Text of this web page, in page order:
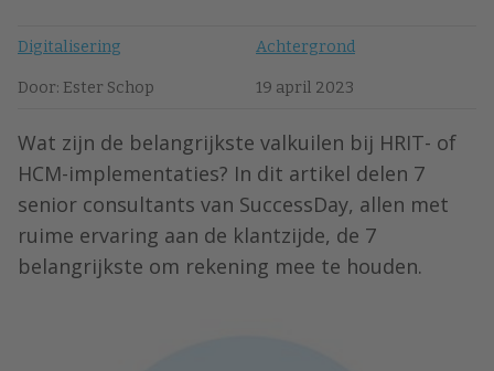
Digitalisering Achtergrond
Door: Ester Schop 19 april 2023
Wat zijn de belangrijkste valkuilen bij HRIT- of
HCM-implementaties? In dit artikel delen 7
senior consultants van SuccessDay, allen met
ruime ervaring aan de klantzijde, de 7
belangrijkste om rekening mee te houden.